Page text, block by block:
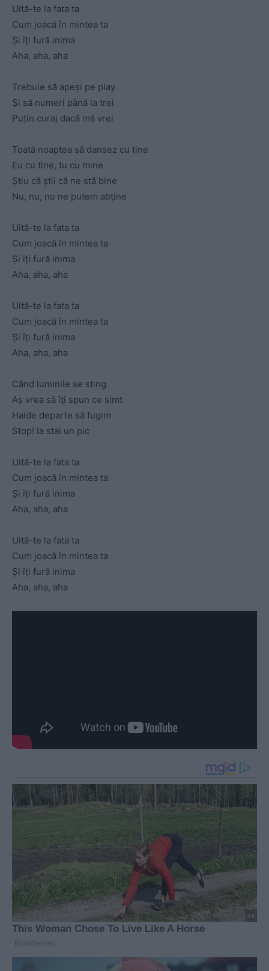
Uită-te la fata ta
Cum joacă în mintea ta
Și îți fură inima
Aha, aha, aha
Trebuie să apeși pe play
Și să numeri până la trei
Puțin curaj dacă mă vrei
Toată noaptea să dansez cu tine
Eu cu tine, tu cu mine
Știu că știi că ne stă bine
Nu, nu, nu ne putem abține
Uită-te la fata ta
Cum joacă în mintea ta
Și îți fură inima
Aha, aha, aha
Uită-te la fata ta
Cum joacă în mintea ta
Și îți fură inima
Aha, aha, aha
Când luminile se sting
Aș vrea să îți spun ce simt
Haide departe să fugim
Stop! Ia stai un pic
Uită-te la fata ta
Cum joacă în mintea ta
Și îți fură inima
Aha, aha, aha
Uită-te la fata ta
Cum joacă în mintea ta
Și îți fură inima
Aha, aha, aha